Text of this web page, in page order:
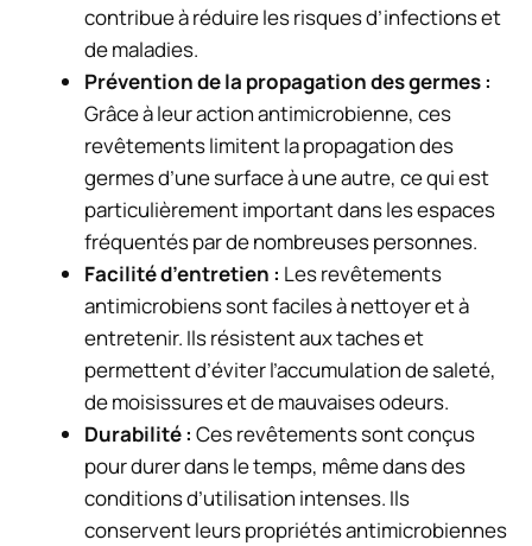
contribue à réduire les risques d’infections et
de maladies.
Prévention de la propagation des germes :
Grâce à leur action antimicrobienne, ces
revêtements limitent la propagation des
germes d’une surface à une autre, ce qui est
particulièrement important dans les espaces
fréquentés par de nombreuses personnes.
Facilité d’entretien : Les revêtements
antimicrobiens sont faciles à nettoyer et à
entretenir. Ils résistent aux taches et
permettent d’éviter l’accumulation de saleté,
de moisissures et de mauvaises odeurs.
Durabilité : Ces revêtements sont conçus
pour durer dans le temps, même dans des
conditions d’utilisation intenses. Ils
conservent leurs propriétés antimicrobiennes